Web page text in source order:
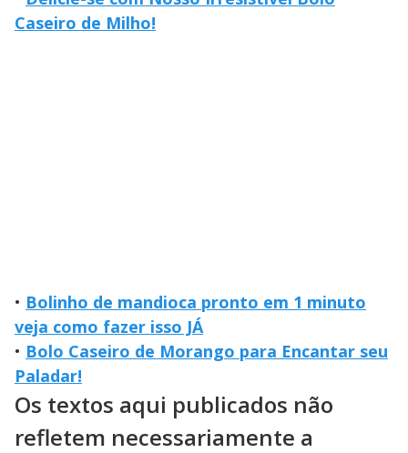
Caseiro de Milho!
• Bolinho de mandioca pronto em 1 minuto
veja como fazer isso JÁ
• Bolo Caseiro de Morango para Encantar seu
Paladar!
Os textos aqui publicados não
refletem necessariamente a